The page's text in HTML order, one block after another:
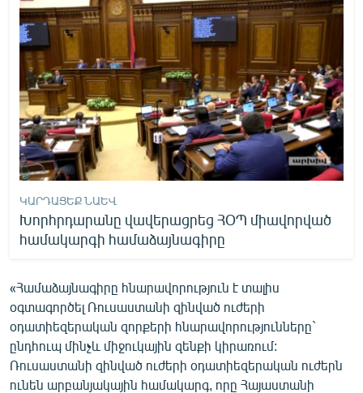
ԿԱՐԴԱՑԵՔ ՆԱԵՎ
Խորհրդարանը վավերացրեց ՀՕՊ միավորված
համակարգի համաձայնագիրը
«Համաձայնագիրը հնարավորություն է տալիս
օգտագործել Ռուսաստանի զինված ուժերի
օդատիեզերական զորքերի հնարավորությունները`
ընդհուպ մինչև միջուկային զենքի կիրառում:
Ռուսաստանի զինված ուժերի օդատիեզերական ուժերն
ունեն արբանյակային համակարգ, որը Հայաստանի